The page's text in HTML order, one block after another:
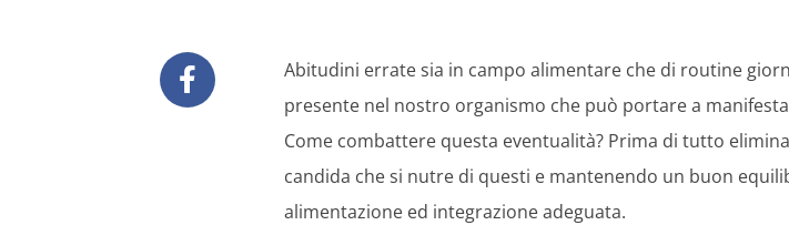
Abitudini errate sia in campo alimentare che di routine
presente nel nostro organismo che può portare a
Come combattere questa eventualità? Prima di tutto
candida che si nutre di questi e mantenendo un buon
alimentazione ed integrazione adeguata.